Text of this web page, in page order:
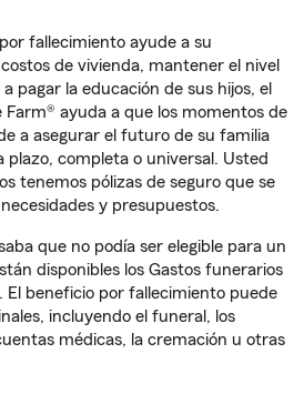
fallecimiento ayude a su
de vivienda, mantener el nivel
pagar la educación de sus hijos, el
Farm® ayuda a que los momentos de
a asegurar el futuro de su familia
plazo, completa o universal. Usted
tenemos pólizas de seguro que se
y presupuestos.
que no podía ser elegible para un
disponibles los Gastos funerarios
El beneficio por fallecimiento puede
incluyendo el funeral, los
médicas, la cremación u otras